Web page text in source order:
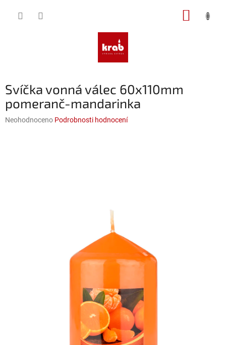
Svíčka vonná válec 60x110mm
pomeranč-mandarinka
Průměrné
Neohodnoceno Podrobnosti hodnocení